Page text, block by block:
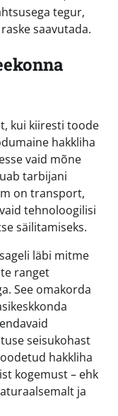
tegur,
saavutada.
kui kiiresti toode
hakkliha
vaid mõne
tarbijani
on transport,
tehnoloogilisi
säilitamiseks.
läbi mitme
ranget
See omakorda
seisukohast
hakkliha
kogemust – ehk
ja